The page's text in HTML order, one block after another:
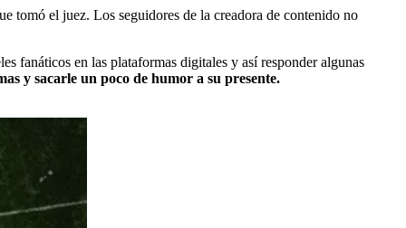
tomó el juez. Los seguidores de la creadora de contenido no
fanáticos en las plataformas digitales y así responder algunas
y sacarle un poco de humor a su presente.